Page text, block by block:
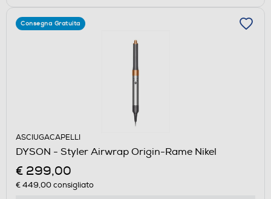
Consegna Gratuita
ASCIUGACAPELLI
DYSON - Styler Airwrap Origin-Rame Nikel
€ 299,00
€ 449,00consigliato